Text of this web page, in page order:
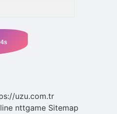
uzu.com.tr
nttgame Sitemap